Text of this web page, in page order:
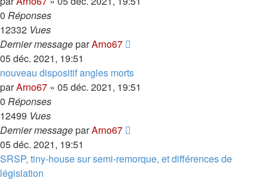
0 Réponses
12332 Vues
Dernier messageparArno67
05 déc. 2021, 19:51
nouveau dispositif angles morts
parArno67 » 05 déc. 2021, 19:51
0 Réponses
12499 Vues
Dernier messageparArno67
05 déc. 2021, 19:51
SRSP, tiny-house sur semi-remorque, et différences de
législation